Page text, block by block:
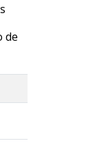
de